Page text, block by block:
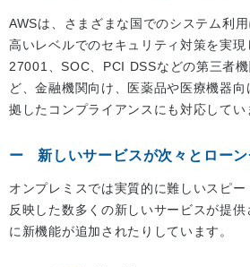
AWSは、さまざまな国でのシステム利用
高いレベルでのセキュリティ対策を実
27001、SOC、PCI DSSなどの第三者
ど、金融機関向け、医薬品や医療機器
拠したコンプライアンスにも対応してい
新しいサービスが次々とロー
オンプレミスでは実質的に難しいスピ
反映した数多くの新しいサービスが提
に新機能が追加されたりしています。